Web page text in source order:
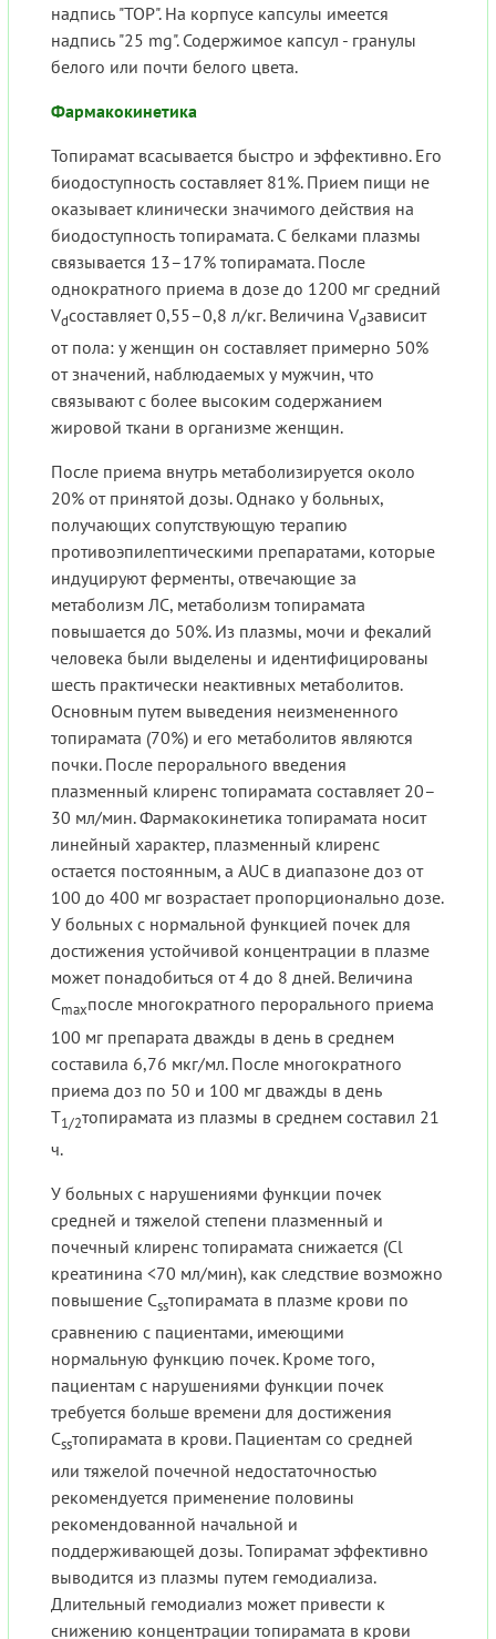
надпись "ТОР". На корпусе капсулы имеется
надпись "25 mg". Содержимое капсул - гранулы
белого или почти белого цвета.
Фармакокинетика
Топирамат всасывается быстро и эффективно. Его
биодоступность составляет 81%. Прием пищи не
оказывает клинически значимого действия на
биодоступность топирамата. С белками плазмы
связывается 13–17% топирамата. После
однократного приема в дозе до 1200 мг средний
Vdсоставляет 0,55–0,8 л/кг. Величина Vdзависит
от пола: у женщин он составляет примерно 50%
от значений, наблюдаемых у мужчин, что
связывают с более высоким содержанием
жировой ткани в организме женщин.
После приема внутрь метаболизируется около
20% от принятой дозы. Однако у больных,
получающих сопутствующую терапию
противоэпилептическими препаратами, которые
индуцируют ферменты, отвечающие за
метаболизм ЛС, метаболизм топирамата
повышается до 50%. Из плазмы, мочи и фекалий
человека были выделены и идентифицированы
шесть практически неактивных метаболитов.
Основным путем выведения неизмененного
топирамата (70%) и его метаболитов являются
почки. После перорального введения
плазменный клиренс топирамата составляет 20–
30 мл/мин. Фармакокинетика топирамата носит
линейный характер, плазменный клиренс
остается постоянным, а AUC в диапазоне доз от
100 до 400 мг возрастает пропорционально дозе.
У больных с нормальной функцией почек для
достижения устойчивой концентрации в плазме
может понадобиться от 4 до 8 дней. Величина
Cmaxпосле многократного перорального приема
100 мг препарата дважды в день в среднем
составила 6,76 мкг/мл. После многократного
приема доз по 50 и 100 мг дважды в день
T1/2топирамата из плазмы в среднем составил 21
ч.
У больных с нарушениями функции почек
средней и тяжелой степени плазменный и
почечный клиренс топирамата снижается (Cl
креатинина <70 мл/мин), как следствие возможно
повышение Cssтопирамата в плазме крови по
сравнению с пациентами, имеющими
нормальную функцию почек. Кроме того,
пациентам с нарушениями функции почек
требуется больше времени для достижения
Cssтопирамата в крови. Пациентам со средней
или тяжелой почечной недостаточностью
рекомендуется применение половины
рекомендованной начальной и
поддерживающей дозы. Топирамат эффективно
выводится из плазмы путем гемодиализа.
Длительный гемодиализ может привести к
снижению концентрации топирамата в крови